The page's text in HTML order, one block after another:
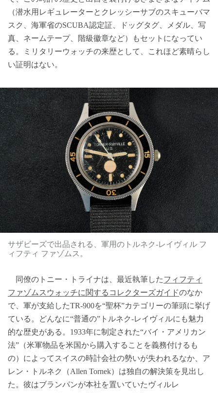
（潜水用レギュレーターとクレッシーサブのスキューバマ
スク、海軍省のSCUBA認定証、ドッグタグ、メダル、写
真、ネームテープ、階級徽章など）もセットになってい
る。ミリタリーウォッチの来歴として、これほど素晴らし
い証明はない。
サザビーズで出品される、軍用のトルネク-レイヴィル フ
ィフティ ファゾムス。
同僚のトニー・トライナは、最近執筆したフィフティ
ファゾムスウォッチに関するコレクターズガイドのなか
で、軍が支給したTR-900を“聖杯”カテゴリーの筆頭に挙げ
ている。どんなに“普通の”トルネク-レイヴィルにも魅力
的な歴史がある。1933年に制定された“バイ・アメリカン
法”（米軍物品を米国から購入することを義務付けるも
の）によってスイスの時計会社の勢いが失われるなか、ア
レン・トルネク（Allen Tornek）は独自の解決策を見出し
た。彼はブランパンが本社を置いていたヴィルレ